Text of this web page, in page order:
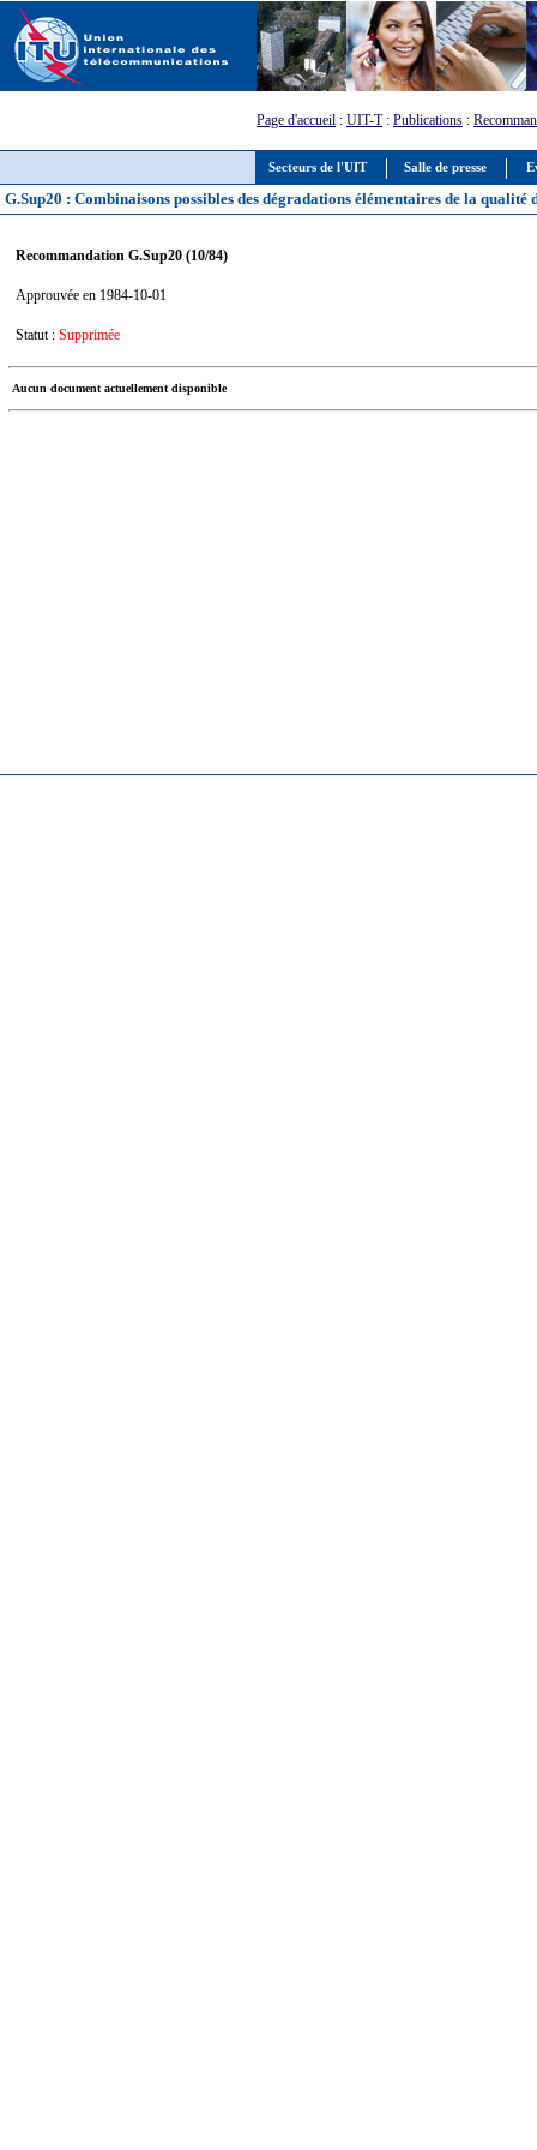
Secteurs de l'UIT Salle de presse
Page d'accueil : UIT-T: Publications :
G.Sup20 : Combinaisons possibles des dégradations élémentaires de la
Recommandation G.Sup20 (10/84)
Approuvée en 1984-10-01
Statut : Supprimée
Aucun document actuellement disponible